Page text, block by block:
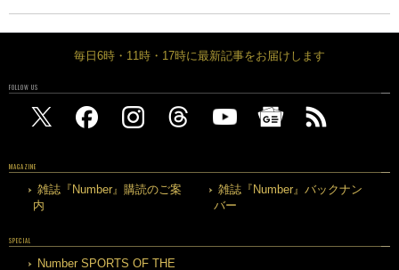
毎日6時・11時・17時に最新記事をお届けします
FOLLOW US
MAGAZINE
雑誌『Number』購読のご案
内
雑誌『Number』バックナン
バー
SPECIAL
Number SPORTS OF THE